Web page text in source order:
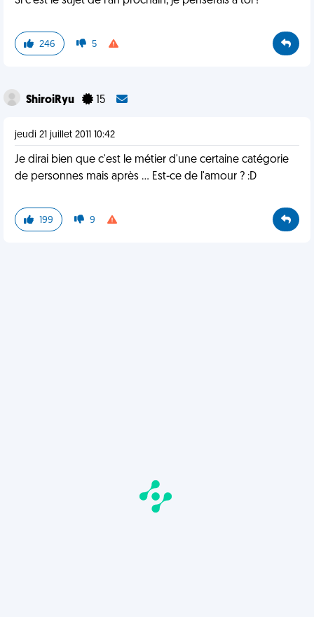
246 5
ShiroiRyu 15
jeudi 21 juillet 2011 10:42
Je dirai bien que c'est le métier d'une certaine catégorie
de personnes mais après ... Est-ce de l'amour ? :D
199 9